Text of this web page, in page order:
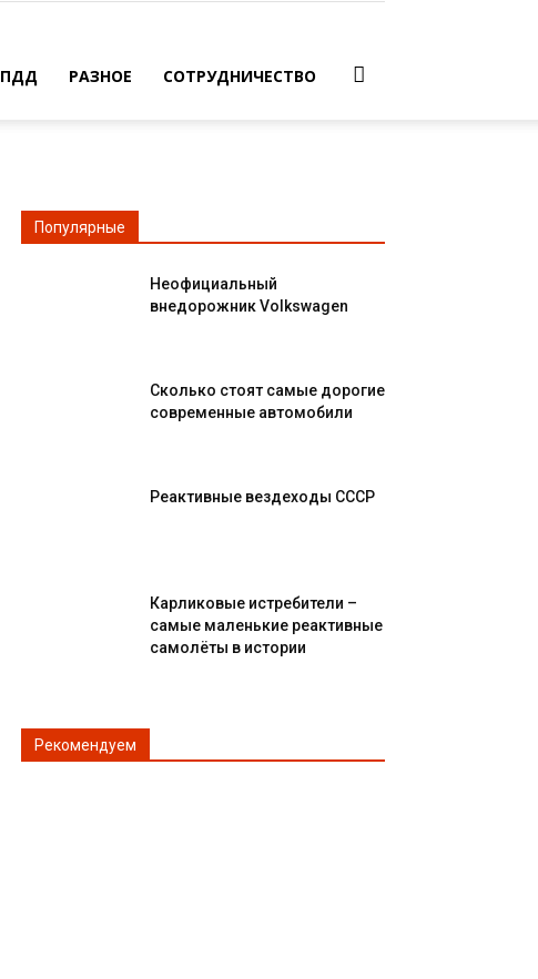
ПДД РАЗНОЕ СОТРУДНИЧЕСТВО
Популярные
Неофициальный
внедорожник Volkswagen
Сколько стоят самые дорогие
современные автомобили
Реактивные вездеходы СССР
Карликовые истребители –
самые маленькие реактивные
самолёты в истории
Рекомендуем